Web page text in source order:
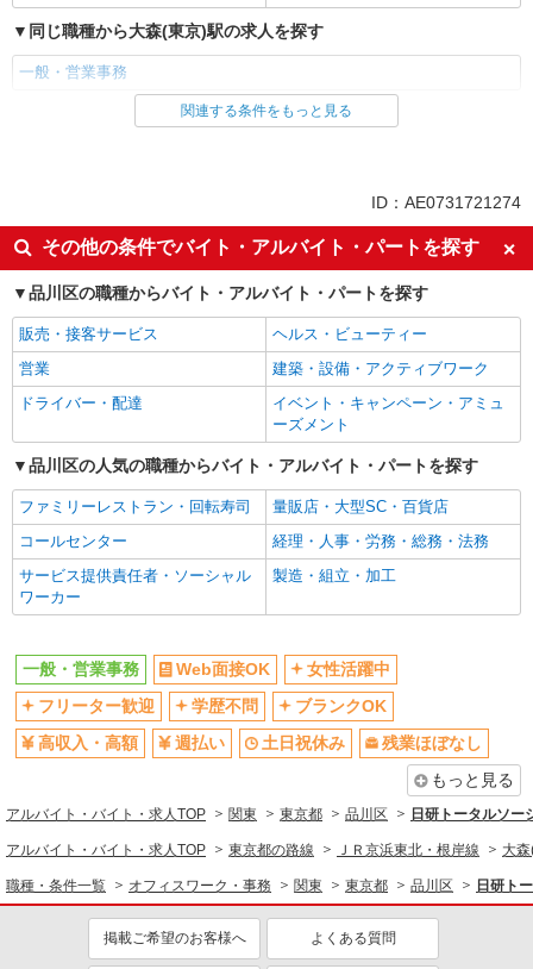
同じ職種から大森(東京)駅の求人を探す
一般・営業事務
同じ雇用形態から大森(東京)駅の求人を探す
Web面接OK
女性活躍中
フリーター歓迎
学歴不問
ブランクOK
高収入・高額
週払い
土日祝休み
残業ほぼなし
残業少なめ（月20h未満）
交通費支給
社会保険あり
送迎あり
制服貸与
オフィスワーク・事務
一般・営業事務
同じ特徴から求人を探す
社会保険あり
関連する条件をもっと見る
ID：AE0731721274
その他の条件でバイト・アルバイト・パートを探す
品川区の職種からバイト・アルバイト・パートを探す
販売・接客サービス
ヘルス・ビューティー
営業
建築・設備・アクティブワーク
ドライバー・配達
イベント・キャンペーン・アミュ
ーズメント
品川区の人気の職種からバイト・アルバイト・パートを探す
ファミリーレストラン・回転寿司
量販店・大型SC・百貨店
コールセンター
経理・人事・労務・総務・法務
サービス提供責任者・ソーシャル
ワーカー
製造・組立・加工
一般・営業事務 Web面接OK
女性活躍中
フリーター歓迎
学歴不問
ブランクOK
高収入・高額
週払い 土日祝休み
残業ほぼなし
もっと見る
アルバイト・バイト・求人TOP 関東 東京都 品川区 日研トータルソー
アルバイト・バイト・求人TOP 東京都の路線 ＪＲ京浜東北・根岸線 大
職種・条件一覧 オフィスワーク・事務 関東 東京都 品川区 日研ト
掲載ご希望のお客様へ よくある質問